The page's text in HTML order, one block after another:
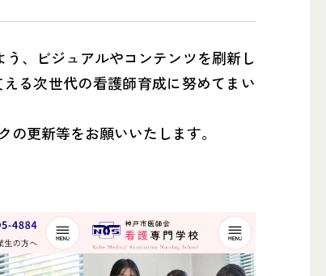
学校
ター
、ビジュアルやコンテンツを刷新し
る次世代の看護師育成に努めてまい
の更新等をお願いいたします。